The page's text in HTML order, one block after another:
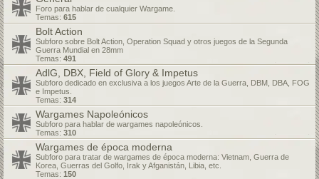
Foro para hablar de cualquier Wargame.
Temas: 615
Bolt Action
Subforo sobre Bolt Action, Operation Squad y otros juegos de la Segunda
Guerra Mundial en 28mm
Temas: 491
AdlG, DBX, Field of Glory & Impetus
Subforo dedicado en exclusiva a los juegos Arte de la Guerra, DBM, DBA, FOG
e Impetus.
Temas: 314
Wargames Napoleónicos
Subforo para hablar de wargames napoleónicos.
Temas: 310
Wargames de época moderna
Subforo para tratar de wargames de época moderna: Vietnam, Guerra de
Korea, Guerras del Golfo, Irak y Afganistán, Libia, etc.
Temas: 150